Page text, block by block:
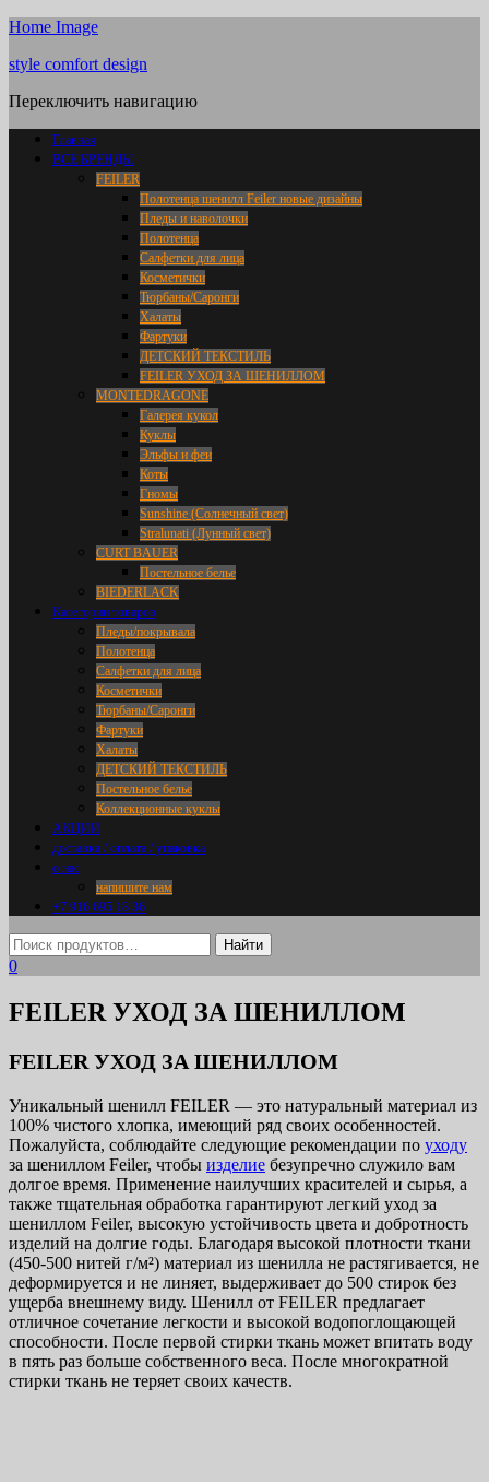
Home Image
style comfort design
Переключить навигацию
Главная
ВСЕ БРЕНДЫ
FEILER
Полотенца шенилл Feiler новые дизайны
Пледы и наволочки
Полотенца
Салфетки для лица
Косметички
Тюрбаны/Саронги
Халаты
Фартуки
ДЕТСКИЙ ТЕКСТИЛЬ
FEILER УХОД ЗА ШЕНИЛЛОМ
MONTEDRAGONE
Галерея кукол
Куклы
Эльфы и феи
Коты
Гномы
Sunshine (Солнечный свет)
Stralunati (Лунный свет)
CURT BAUER
Постельное белье
BIEDERLACK
Категории товаров
Пледы/покрывала
Полотенца
Салфетки для лица
Косметички
Тюрбаны/Саронги
Фартуки
Халаты
ДЕТСКИЙ ТЕКСТИЛЬ
Постельное белье
Коллекционные куклы
АКЦИИ
доставка / оплата / упаковка
о нас
напишите нам
+7 916 695 18 36
0
FEILER УХОД ЗА ШЕНИЛЛОМ
FEILER УХОД ЗА ШЕНИЛЛОМ
Уникальный шенилл FEILER — это натуральный материал из
100% чистого хлопка, имеющий ряд своих особенностей.
Пожалуйста, соблюдайте следующие рекомендации по уходу
за шениллом Feiler, чтобы изделие безупречно служило вам
долгое время. Применение наилучших красителей и сырья, а
также тщательная обработка гарантируют легкий уход за
шениллом Feiler, высокую устойчивость цвета и добротность
изделий на долгие годы. Благодаря высокой плотности ткани
(450-500 нитей г/м²) материал из шенилла не растягивается, не
деформируется и не линяет, выдерживает до 500 стирок без
ущерба внешнему виду. Шенилл от FEILER предлагает
отличное сочетание легкости и высокой водопоглощающей
способности. После первой стирки ткань может впитать воду
в пять раз больше собственного веса. После многократной
стирки ткань не теряет своих качеств.